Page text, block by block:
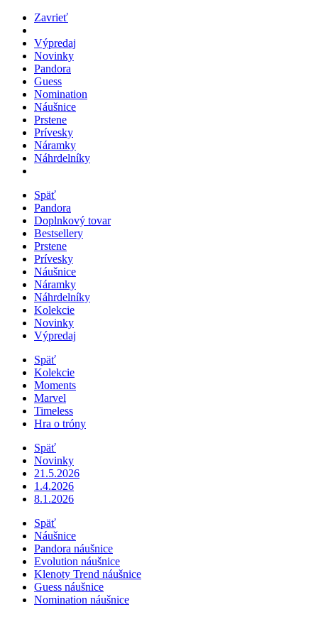
Zavrieť
Výpredaj
Novinky
Pandora
Guess
Nomination
Náušnice
Prstene
Prívesky
Náramky
Náhrdelníky
Späť
Pandora
Doplnkový tovar
Bestsellery
Prstene
Prívesky
Náušnice
Náramky
Náhrdelníky
Kolekcie
Novinky
Výpredaj
Späť
Kolekcie
Moments
Marvel
Timeless
Hra o tróny
Späť
Novinky
21.5.2026
1.4.2026
8.1.2026
Späť
Náušnice
Pandora náušnice
Evolution náušnice
Klenoty Trend náušnice
Guess náušnice
Nomination náušnice